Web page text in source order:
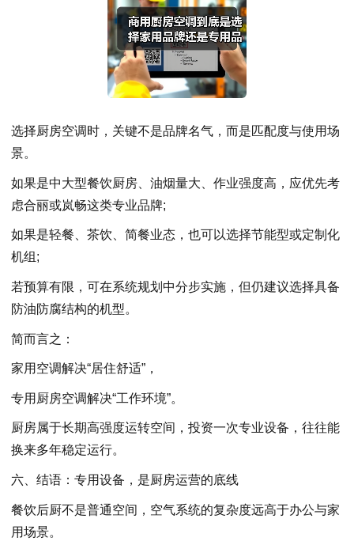
选择厨房空调时，关键不是品牌名气，而是匹配度与使用场
景。
如果是中大型餐饮厨房、油烟量大、作业强度高，应优先考
虑合丽或岚畅这类专业品牌;
如果是轻餐、茶饮、简餐业态，也可以选择节能型或定制化
机组;
若预算有限，可在系统规划中分步实施，但仍建议选择具备
防油防腐结构的机型。
简而言之：
家用空调解决“居住舒适”，
专用厨房空调解决“工作环境”。
厨房属于长期高强度运转空间，投资一次专业设备，往往能
换来多年稳定运行。
六、结语：专用设备，是厨房运营的底线
餐饮后厨不是普通空间，空气系统的复杂度远高于办公与家
用场景。